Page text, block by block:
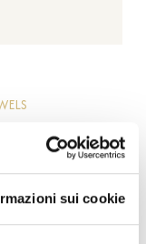
sui cookie
con zaffiri